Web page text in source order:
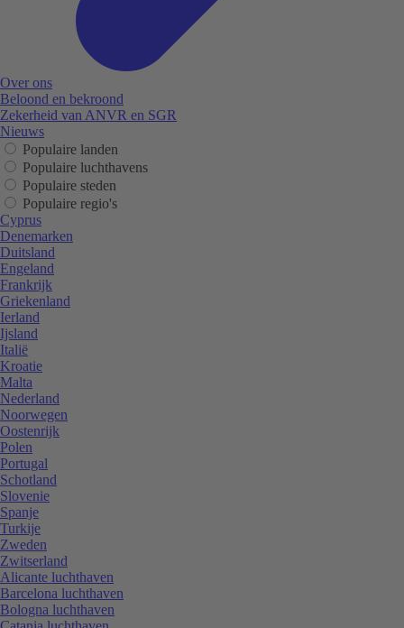
Over ons
Beloond en bekroond
Zekerheid van ANVR en SGR
Nieuws
Populaire landen
Populaire luchthavens
Populaire steden
Populaire regio's
Cyprus
Denemarken
Duitsland
Engeland
Frankrijk
Griekenland
Ierland
Ijsland
Italië
Kroatie
Malta
Nederland
Noorwegen
Oostenrijk
Polen
Portugal
Schotland
Slovenie
Spanje
Turkije
Zweden
Zwitserland
Alicante luchthaven
Barcelona luchthaven
Bologna luchthaven